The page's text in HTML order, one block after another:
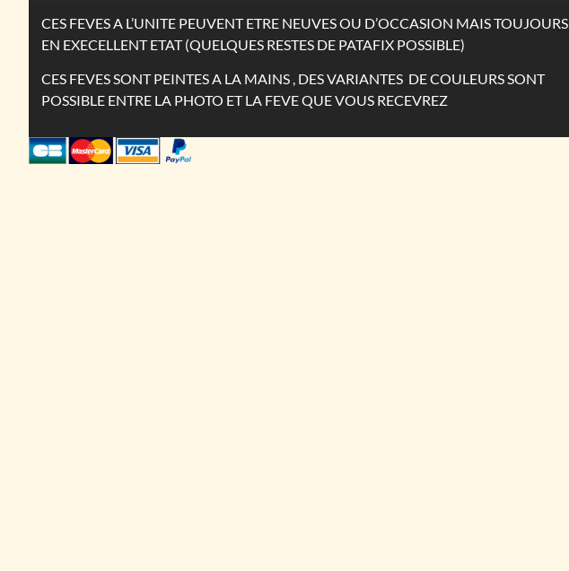
CES FEVES A L’UNITE PEUVENT ETRE NEUVES OU D’OCCASION MAIS TOUJOURS
EN EXECELLENT ETAT (QUELQUES RESTES DE PATAFIX POSSIBLE)
CES FEVES SONT PEINTES A LA MAINS , DES VARIANTES DE COULEURS SONT
POSSIBLE ENTRE LA PHOTO ET LA FEVE QUE VOUS RECEVREZ